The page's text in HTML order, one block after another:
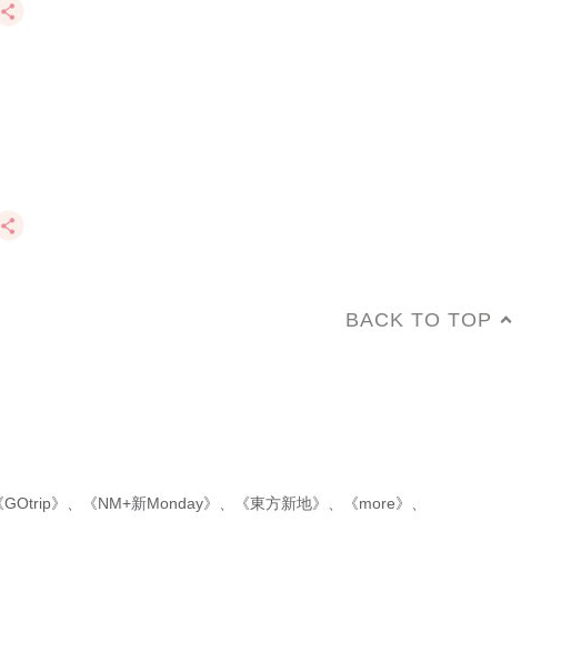
BACK TO TOP
GOtrip》 《NM+新Monday》 《東方新地》 《more》